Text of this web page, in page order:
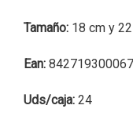
Tamaño: 18 cm y
Ean:
Uds/caja: 24